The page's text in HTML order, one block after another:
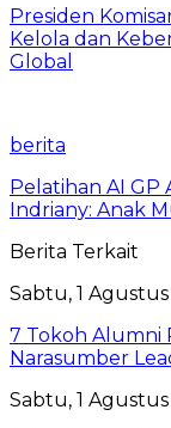
Presiden
Kelola dan
Global
berita
Pelatihan AI GP
Indriany: Anak
Berita Terkait
Sabtu, 1
7 Tokoh Alumni
Narasumber
Sabtu, 1